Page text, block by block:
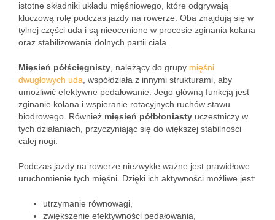
istotne składniki układu mięśniowego, które odgrywają
kluczową rolę podczas jazdy na rowerze. Oba znajdują się w
tylnej części uda i są nieocenione w procesie zginania kolana
oraz stabilizowania dolnych partii ciała.
Mięsień półścięgnisty , należący do grupy mięśni
dwugłowych uda , współdziała z innymi strukturami, aby
umożliwić efektywne pedałowanie. Jego główną funkcją jest
zginanie kolana i wspieranie rotacyjnych ruchów stawu
biodrowego. Również mięsień półbłoniasty uczestniczy w
tych działaniach, przyczyniając się do większej stabilności
całej nogi.
Podczas jazdy na rowerze niezwykle ważne jest prawidłowe
uruchomienie tych mięśni. Dzięki ich aktywności możliwe jest:
utrzymanie równowagi,
zwiększenie efektywności pedałowania,